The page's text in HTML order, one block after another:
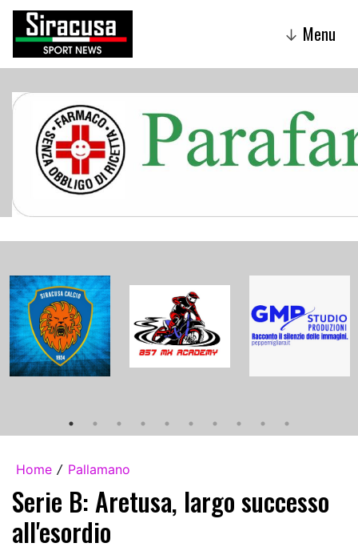
↓ Menu
Home / Pallamano
Serie B: Aretusa, largo successo
all'esordio